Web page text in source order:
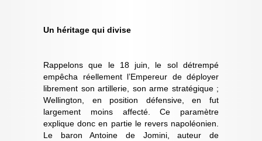
Un héritage qui divise
Rappelons que le 18 juin, le sol détrempé
empêcha réellement l’Empereur de déployer
librement son artillerie, son arme stratégique ;
Wellington, en position défensive, en fut
largement moins affecté. Ce paramètre
explique donc en partie le revers napoléonien.
Le baron Antoine de Jomini, auteur de